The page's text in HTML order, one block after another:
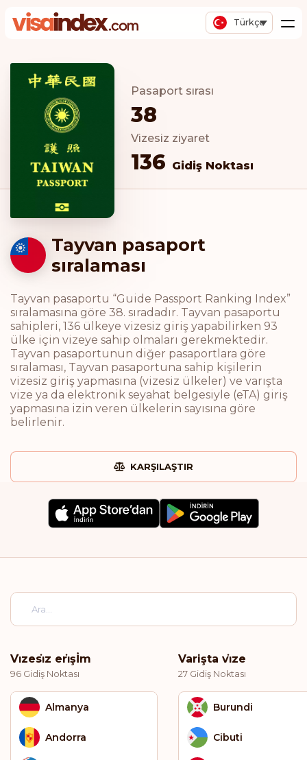
Türkçe
Pasaport sırası
38
Vizesiz ziyaret
136 Gidiş Noktası
Tayvan pasaport
sıralaması
Tayvan pasaportu “Guide Passport Ranking Index”
sıralamasına göre 38. sıradadır. Tayvan pasaportu
sahipleri, 136 ülkeye vizesiz giriş yapabilirken 93
ülke için vizeye sahip olmaları gerekmektedir.
Tayvan pasaportunun diğer pasaportlara göre
sıralaması, Tayvan pasaportuna sahip kişilerin
vizesiz giriş yapmasına (vizesiz ülkeler) ve varışta
vize ya da elektronik seyahat belgesiyle (eTA) giriş
yapmasına izin veren ülkelerin sayısına göre
belirlenir.
KARŞILAŞTIR
Vi̇zesi̇z eri̇şİm
96 Gidiş Noktası
Almanya
Andorra
Varişta vi̇ze
27 Gidiş Noktası
Burundi
Cibuti